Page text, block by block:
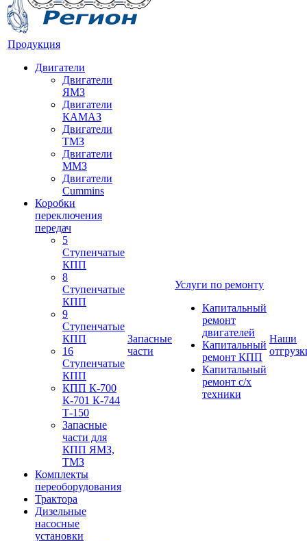
Продукция
Двигатели
Двигатели
ЯМЗ
Двигатели
КАМАЗ
Двигатели
ТМЗ
Двигатели
ММЗ
Двигатели
Cummins
Коробки
переключения
передач
5
Ступенчатые
КПП
8
Ступенчатые
КПП
9
Ступенчатые
КПП
16
Ступенчатые
КПП
КПП К-700
К-701 К-744
Т-150
Запасные
части для
КПП ЯМЗ,
ТМЗ
Комплекты
переоборудования
Трактора
Дизельные
насосные
установки
Запасные
части
Услуги по ремонту
Капитальный
ремонт
двигателей
Капитальный
ремонт КПП
Капитальный
ремонт с/х
техники
Наши